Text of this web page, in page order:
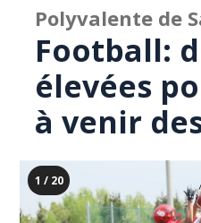
Polyvalente de
Football:
élevées
à venir
1 / 20